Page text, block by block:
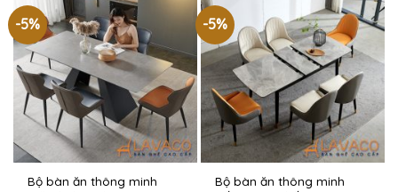
-5%
Bộ bàn ăn thông minh
-5%
Bộ bàn ăn thông minh